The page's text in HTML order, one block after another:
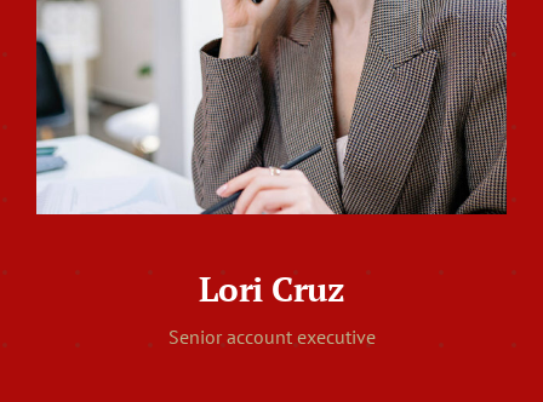
Lori Cruz
Senior account executive